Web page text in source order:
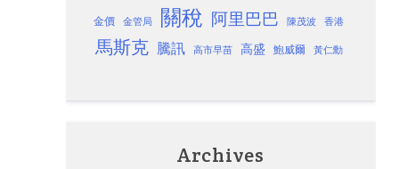
金價 金管局 關稅 阿里巴巴 陳茂波 香港
馬斯克 騰訊 高市早苗 高盛 鮑威爾 黃仁勳
Archives